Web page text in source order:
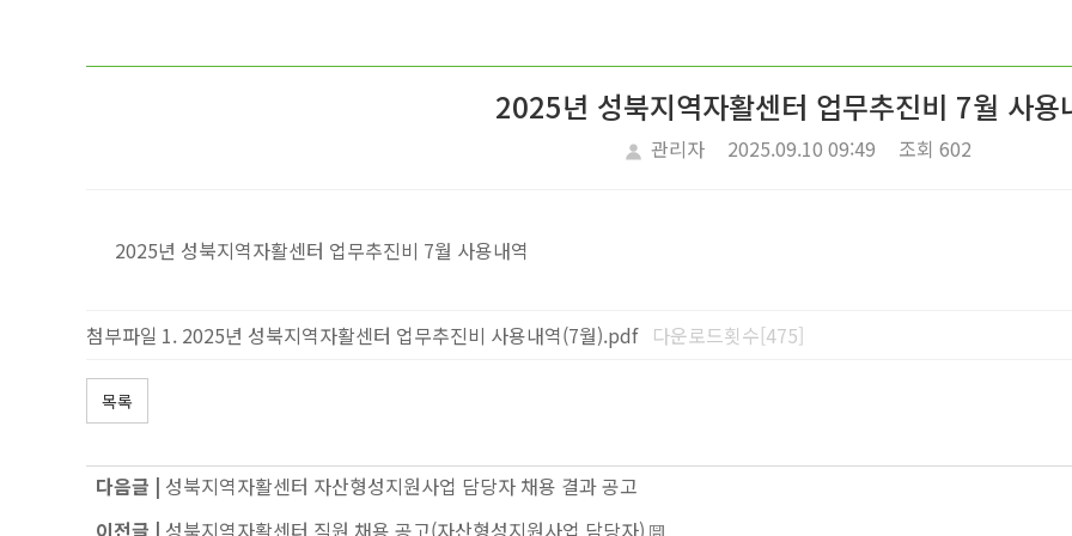
2025년 성북지역자활센터 업무추진비 7월 사용
관리자 2025.09.10 09:49 조회 602
2025년 성북지역자활센터 업무추진비 7월 사용내역
첨부파일 2025년 성북지역자활센터 업무추진비 사용내역(7월).pdf 다운로드횟수[475]
목록
다음글 | 성북지역자활센터 자산형성지원사업 담당자 채용 결과 공고
이전글 | 성북지역자활센터 직원 채용 공고(자산형성지원사업 담당자)